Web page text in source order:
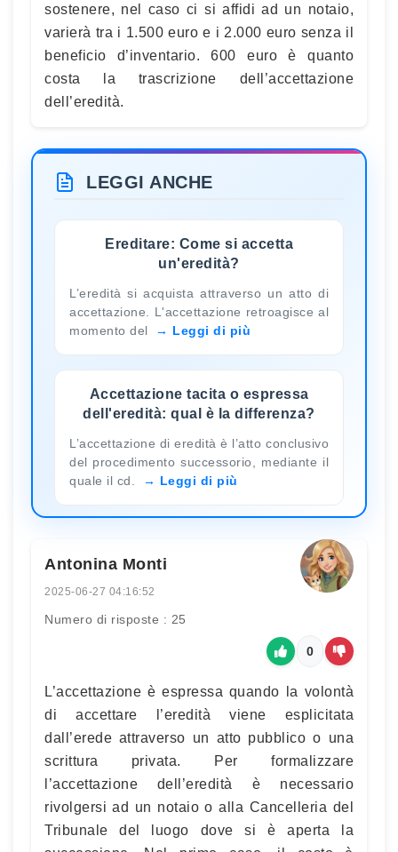
sostenere, nel caso ci si affidi ad un notaio,
varierà tra i 1.500 euro e i 2.000 euro senza il
beneficio d’inventario. 600 euro è quanto
costa la trascrizione dell’accettazione
dell’eredità.
LEGGI ANCHE
Ereditare: Come si accetta
un'eredità?
L’eredità si acquista attraverso un atto di
accettazione. L'accettazione retroagisce al
momento del
Leggi di più
Accettazione tacita o espressa
dell'eredità: qual è la differenza?
L’accettazione di eredità è l’atto conclusivo
del procedimento successorio, mediante il
quale il cd.
Leggi di più
Antonina Monti
2025-06-27 04:16:52
Numero di risposte : 25
0
L’accettazione è espressa quando la volontà
di accettare l’eredità viene esplicitata
dall’erede attraverso un atto pubblico o una
scrittura privata. Per formalizzare
l’accettazione dell’eredità è necessario
rivolgersi ad un notaio o alla Cancelleria del
Tribunale del luogo dove si è aperta la